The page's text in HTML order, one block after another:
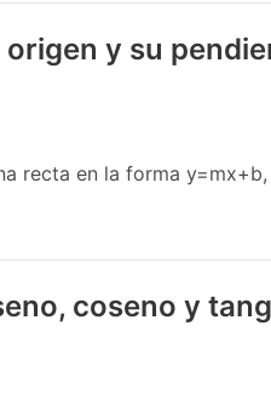
y su
recta en la forma
coseno y